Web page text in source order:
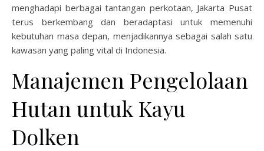
menghadapi berbagai tantangan perkotaan, Jakarta Pusat
terus berkembang dan beradaptasi untuk memenuhi
kebutuhan masa depan, menjadikannya sebagai salah satu
kawasan yang paling vital di Indonesia.
Manajemen Pengelolaan
Hutan untuk Kayu
Dolken